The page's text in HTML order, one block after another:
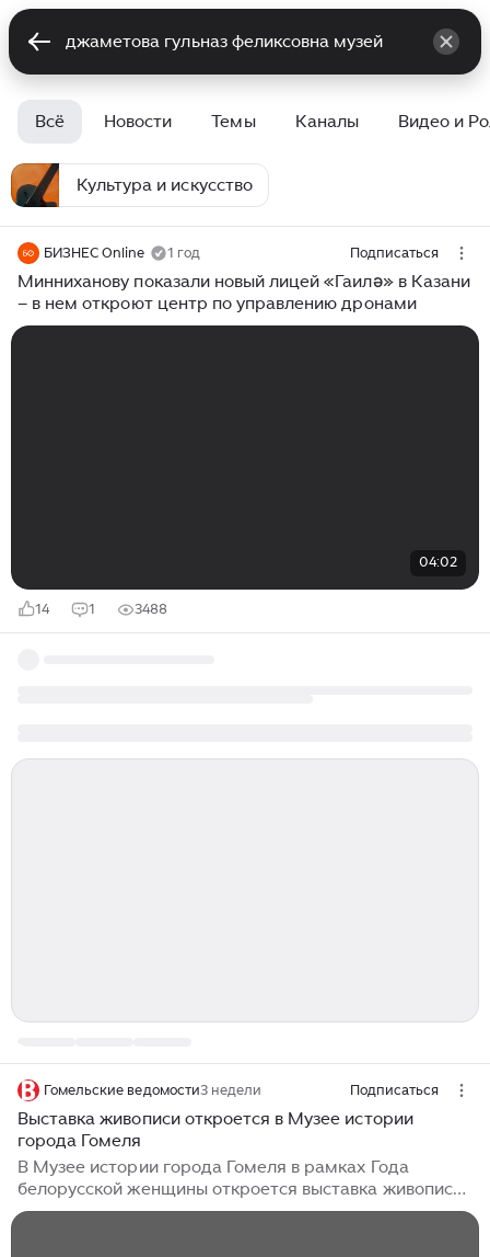
Всё Новости Темы Каналы Видео и
Культура и искусство
БИЗНЕС Online 1 год Подписаться
Минниханову показали новый лицей «Гаилә» в Казани
– в нем откроют центр по управлению дронами
04:02
14 1 3488
Гомельские ведомости3 недели Подписаться
Выставка живописи откроется в Музее истории
города Гомеля
В Музее истории города Гомеля в рамках Года
белорусской женщины откроется выставка живописи
Галины Сытько. Подпишитесь на Гомельские